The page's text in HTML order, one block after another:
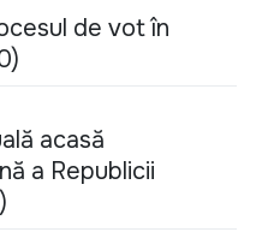
de vot în
acasă
a Republicii